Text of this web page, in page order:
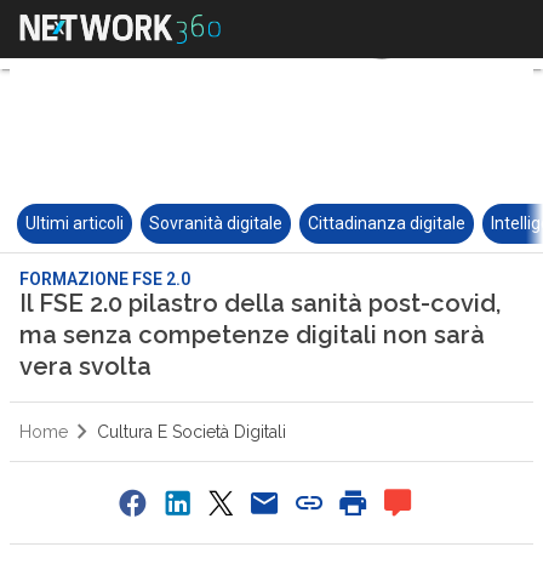
Ultimi articoli Sovranità digitale Cittadinanza digitale
FORMAZIONE FSE 2.0
Il FSE 2.0 pilastro della sanità post-covid,
ma senza competenze digitali non sarà
vera svolta
Home Cultura E Società Digitali